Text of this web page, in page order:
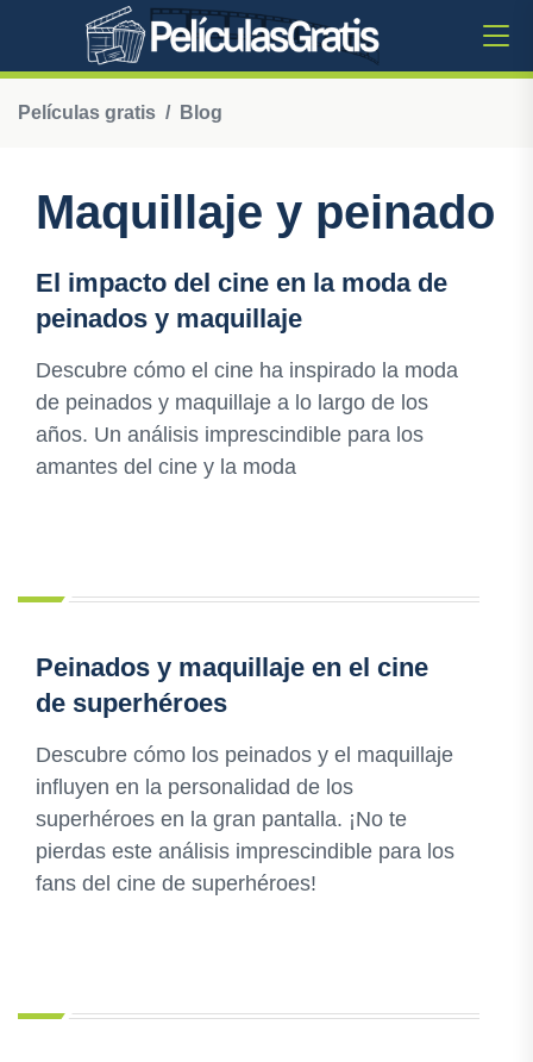
Películas gratis Blog
Maquillaje y peinado
El impacto del cine en la moda de
peinados y maquillaje
Descubre cómo el cine ha inspirado la moda
de peinados y maquillaje a lo largo de los
años. Un análisis imprescindible para los
amantes del cine y la moda
Peinados y maquillaje en el cine
de superhéroes
Descubre cómo los peinados y el maquillaje
influyen en la personalidad de los
superhéroes en la gran pantalla. ¡No te
pierdas este análisis imprescindible para los
fans del cine de superhéroes!